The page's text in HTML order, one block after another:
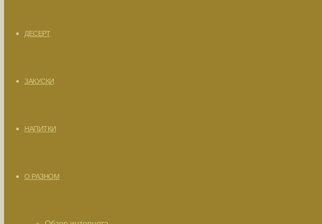
ДЕСЕРТ
ЗАКУСКИ
НАПИТКИ
О РАЗНОМ